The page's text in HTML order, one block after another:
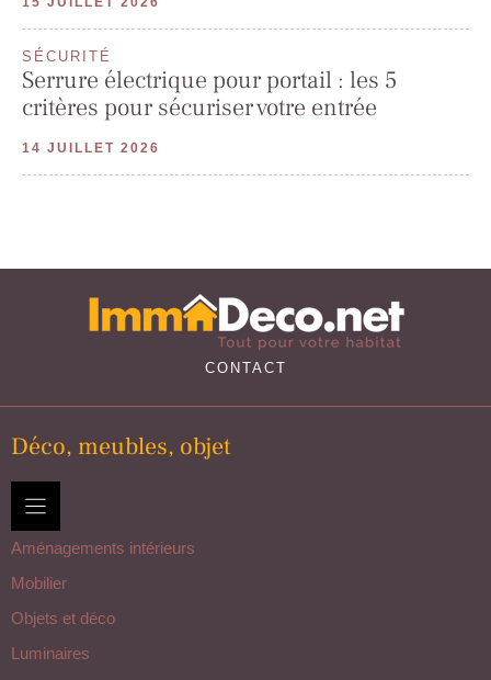
SÉCURITÉ
Serrure électrique pour portail : les 5
critères pour sécuriser votre entrée
14 JUILLET 2026
CONTACT
Déco, meubles, objet
Aménagements intérieurs
Mobilier
Objets et déco
Luminaires